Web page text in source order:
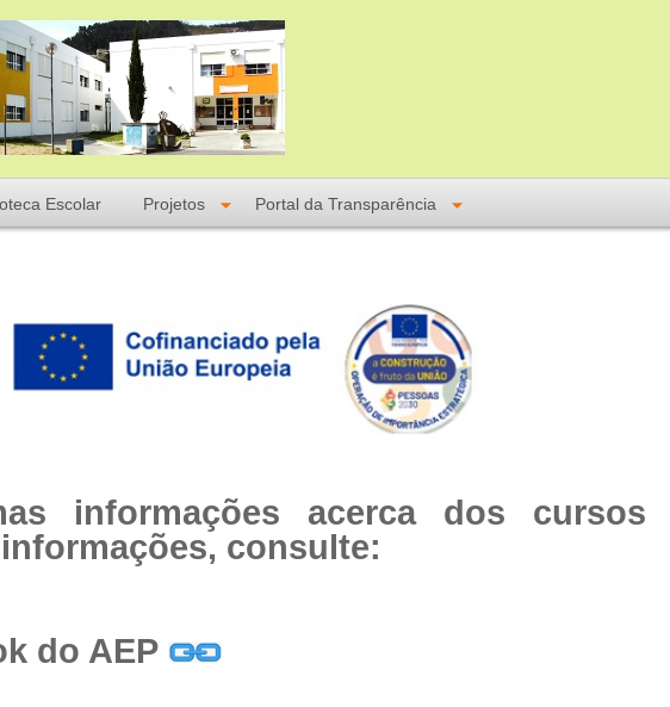
Escolar Projetos Portal da Transparência
informações acerca dos cursos
consulte:
do AEP